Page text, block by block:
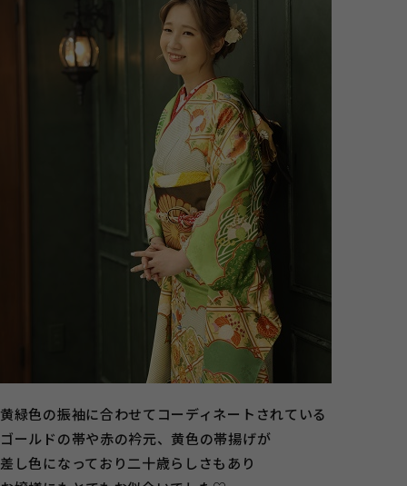
黄緑色の振袖に合わせてコーディネートされている
ゴールドの帯や赤の衿元、黄色の帯揚げが
差し色になっており二十歳らしさもあり